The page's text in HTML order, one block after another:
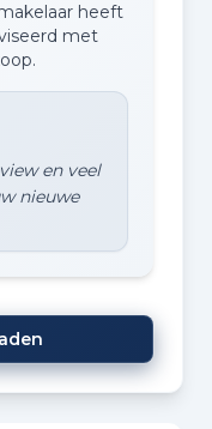
heeft
met
en veel
nieuwe